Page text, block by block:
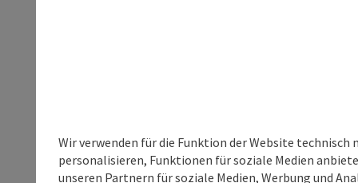
Wir verwenden für die Funktion der Website
personalisieren, Funktionen für soziale Medien
unseren Partnern für soziale Medien, Werbung und